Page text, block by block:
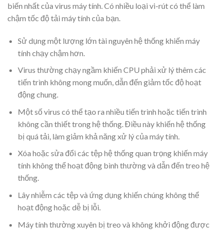
biến nhất của virus máy tính. Có nhiều loại vi-rút có thể làm
chậm tốc độ tải máy tính của bạn.
Sử dụng một lượng lớn tài nguyên hệ thống khiến máy
tính chạy chậm hơn.
Virus thường chạy ngầm khiến CPU phải xử lý thêm các
tiến trình không mong muốn, dẫn đến giảm tốc độ hoạt
động chung.
Một số virus có thể tạo ra nhiều tiến trình hoặc tiến trình
không cần thiết trong hệ thống. Điều này khiến hệ thống
bị quá tải, làm giảm khả năng xử lý của máy tính.
Xóa hoặc sửa đổi các tệp hệ thống quan trọng khiến máy
tính không thể hoạt động bình thường và dẫn đến treo hệ
thống.
Lây nhiễm các tệp và ứng dụng khiến chúng không thể
hoạt động hoặc dễ bị lỗi.
Máy tính thường xuyên bị treo và không khởi động được